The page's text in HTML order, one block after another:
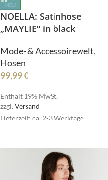
NEU
NOELLA: Satinhose
„MAYLIE“ in black
Mode- & Accessoirewelt,
Hosen
99,99€
Enthält 19% MwSt.
zzgl. Versand
Lieferzeit: ca. 2-3 Werktage